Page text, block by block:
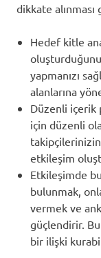
dikkate
Hedef kitle
yapmanızı
alanlarına
Düzenli içerik
için düzenli
etkileşim
Etkileşimde
bulunmak,
vermek ve
güçlendirir.
bir ilişki